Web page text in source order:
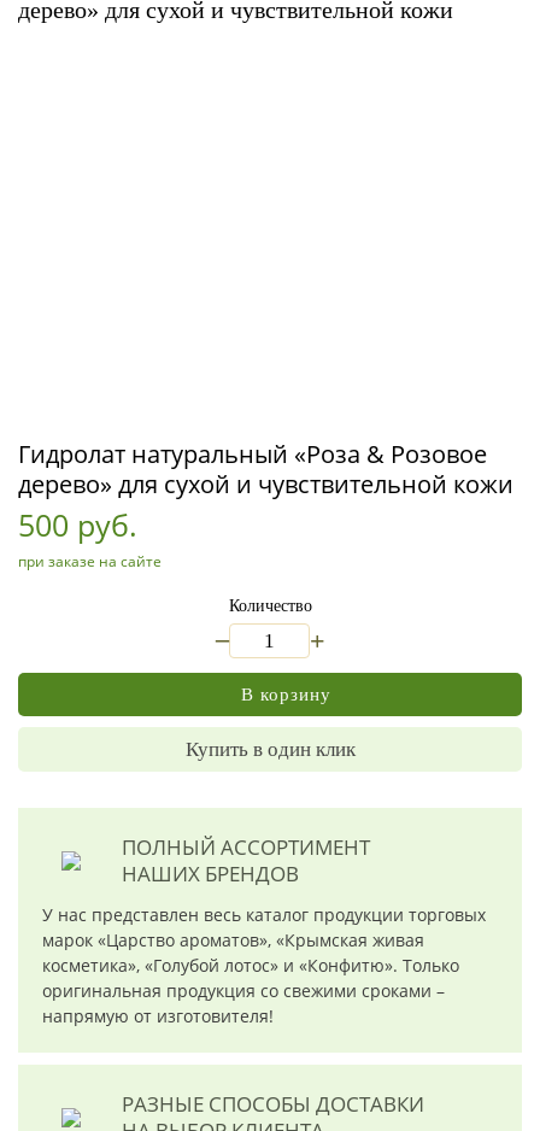
Гидролат натуральный «Роза & Розовое
дерево» для сухой и чувствительной кожи
500 руб.
при заказе на сайте
Количество
+
В корзину
Купить в один клик
ПОЛНЫЙ АССОРТИМЕНТ
НАШИХ БРЕНДОВ
У нас представлен весь каталог продукции торговых
марок «Царство ароматов», «Крымская живая
косметика», «Голубой лотос» и «Конфитю». Только
оригинальная продукция со свежими сроками –
напрямую от изготовителя!
РАЗНЫЕ СПОСОБЫ ДОСТАВКИ